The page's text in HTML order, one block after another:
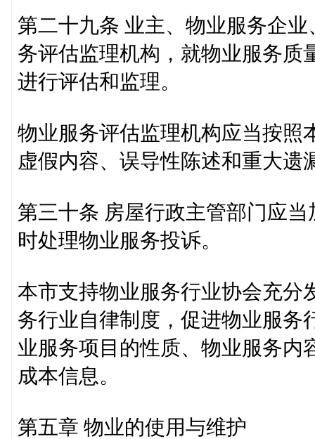
第二十九条 业主、物业服务企
务评估监理机构，就物业服务质
进行评估和监理。
物业服务评估监理机构应当按照
虚假内容、误导性陈述和重大遗
第三十条 房屋行政主管部门应
时处理物业服务投诉。
本市支持物业服务行业协会充分
务行业自律制度，促进物业服务
业服务项目的性质、物业服务内
成本信息。
第五章 物业的使用与维护